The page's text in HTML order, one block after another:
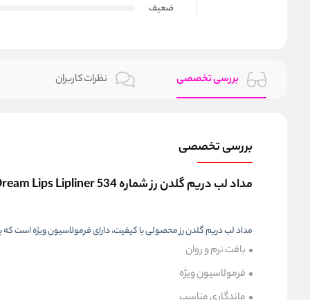
ضعیف
بررسی تخصصی نظرات کاربران
بررسی تخصصی
مداد لب دریم گلدن رز شماره 534 Golden Rose Dream Lips Lipliner
مداد لب دریم گلدن رز محصولی با کیفیت، دارای فرمولاسیون ویژه
بافت نرم و روان
فرمولاسیون ویژه